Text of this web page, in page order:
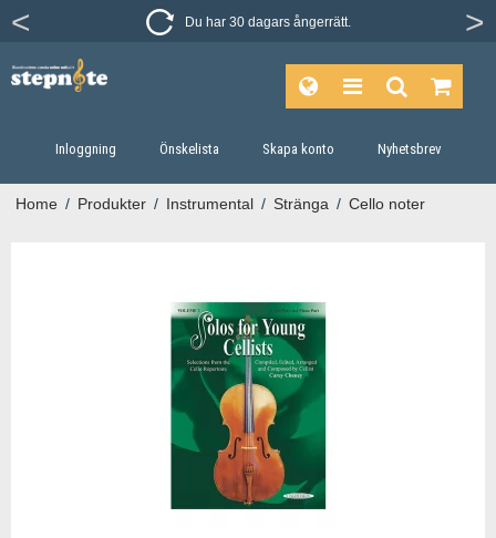
Du har 30 dagars ångerrätt.
Inloggning Önskelista Skapa konto Nyhetsbrev
Home / Produkter / Instrumental / Stränga / Cello noter